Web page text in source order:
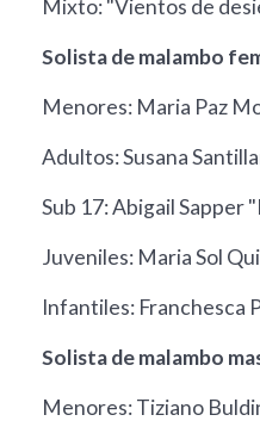
Mixto: "Vientos de
Solista de malambo
Menores: Maria Paz
Adultos: Susana
Sub 17: Abigail Sapper
Juveniles: Maria Sol
Infantiles: Franchesca
Solista de malambo
Menores: Tiziano